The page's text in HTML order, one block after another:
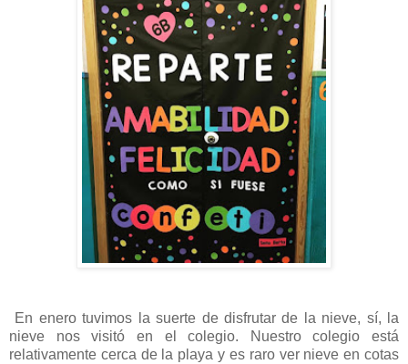
En enero tuvimos la suerte de disfrutar de la nieve, sí, la
nieve nos visitó en el colegio. Nuestro colegio está
relativamente cerca de la playa y es raro ver nieve en cotas